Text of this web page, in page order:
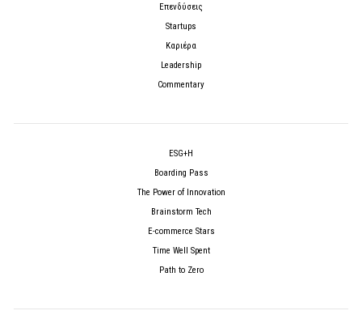
Επενδύσεις
Startups
Καριέρα
Leadership
Commentary
ESG+H
Boarding Pass
The Power of Innovation
Brainstorm Tech
E-commerce Stars
Time Well Spent
Path to Zero